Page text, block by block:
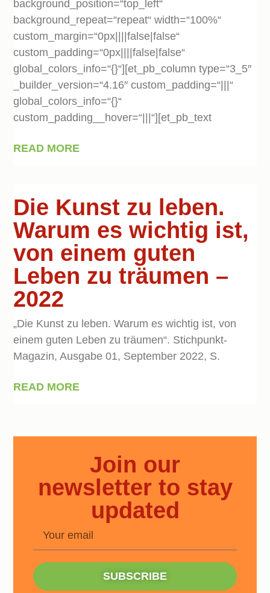
background_position=“top_left“
background_repeat=“repeat“ width=“100%“
custom_margin=“0px||||false|false“
custom_padding=“0px||||false|false“
global_colors_info=“{}“][et_pb_column type=“3_5″
_builder_version=“4.16″ custom_padding=“|||“
global_colors_info=“{}“
custom_padding__hover=“|||“][et_pb_text
READ MORE
Die Kunst zu leben.
Warum es wichtig ist,
von einem guten
Leben zu träumen –
2022
„Die Kunst zu leben. Warum es wichtig ist, von
einem guten Leben zu träumen“. Stichpunkt-
Magazin, Ausgabe 01, September 2022, S.
READ MORE
Join our
newsletter to stay
updated
SUBSCRIBE